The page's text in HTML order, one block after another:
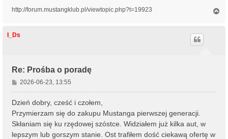
http://forum.mustangklub.pl/viewtopic.php?t=19923
I_Ds
Re: Prośba o poradę
P
o
2026-06-23, 13:55
Dzień dobry, cześć i czołem,
Przymierzam się do zakupu Mustanga pierwszej generacji.
Skłaniam się ku rzędowej szóstce. Widziałem już kilka aut, w
lepszym lub gorszym stanie. Ost trafiłem dość ciekawą ofertę w